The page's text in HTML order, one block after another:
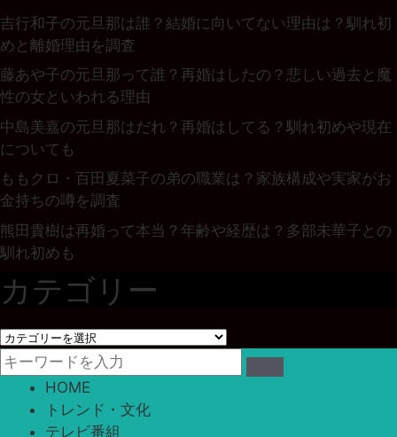
吉行和子の元旦那は誰？結婚に向いてない理由は？馴れ初
めと離婚理由を調査
藤あや子の元旦那って誰？再婚はしたの？悲しい過去と魔
性の女といわれる理由
中島美嘉の元旦那はだれ？再婚はしてる？馴れ初めや現在
についても
ももクロ・百田夏菜子の弟の職業は？家族構成や実家がお
金持ちの噂を調査
熊田貴樹は再婚って本当？年齢や経歴は？多部未華子との
馴れ初めも
カテゴリー
カ
テ
ゴ
HOME
トレンド・文化
テレビ番組